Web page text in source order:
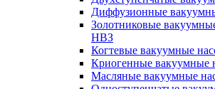
Диффузионные
Золотниковые
НВЗ
Когтевые вакуумные
Криогенные вакуумные
Масляные вакуумные